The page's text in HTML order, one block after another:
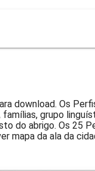
download. Os
grupo
do abrigo. Os 25
mapa da ala da